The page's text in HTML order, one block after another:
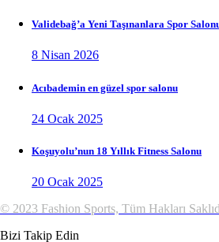
Validebağ’a Yeni Taşınanlara Spor
8 Nisan 2026
Acıbademin en güzel spor salonu
24 Ocak 2025
Koşuyolu’nun 18 Yıllık Fitness Salonu
20 Ocak 2025
© 2023 Fashion Sports, Tüm Hakları
Bizi Takip Edin